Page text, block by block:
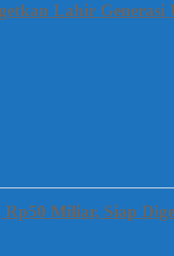
Lahir
Miliar, Siap